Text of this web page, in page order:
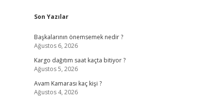
Sidebar
Son Yazılar
Başkalarının önemsemek nedir ?
Ağustos 6, 2026
Kargo dağıtım saat kaçta bitiyor ?
Ağustos 5, 2026
Avam Kamarası kaç kişi ?
Ağustos 4, 2026